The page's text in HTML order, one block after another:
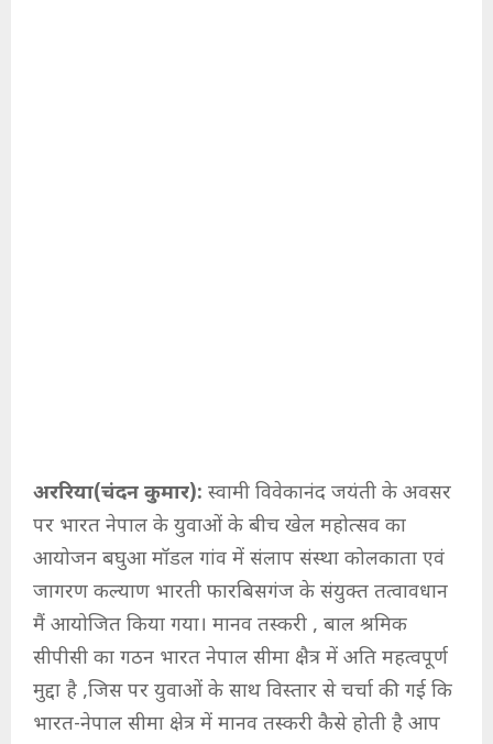
अररिया(चंदन कुमार): स्वामी विवेकानंद जयंती के अवसर
पर भारत नेपाल के युवाओं के बीच खेल महोत्सव का
आयोजन बघुआ मॉडल गांव में संलाप संस्था कोलकाता एवं
जागरण कल्याण भारती फारबिसगंज के संयुक्त तत्वावधान
मैं आयोजित किया गया। मानव तस्करी , बाल श्रमिक
सीपीसी का गठन भारत नेपाल सीमा क्षैत्र में अति महत्वपूर्ण
मुद्दा है ,जिस पर युवाओं के साथ विस्तार से चर्चा की गई कि
भारत-नेपाल सीमा क्षेत्र में मानव तस्करी कैसे होती है आप